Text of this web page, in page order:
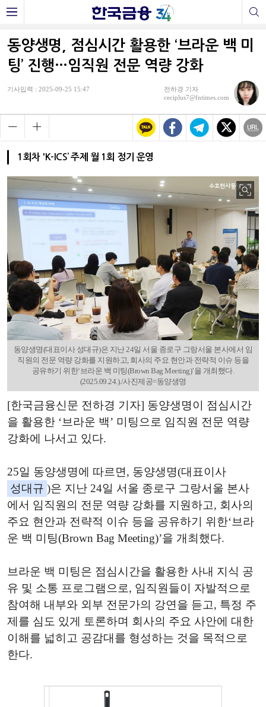
동양생명, 점심시간 활용한 ‘브라운 백 미
팅’ 진행…임직원 전문 역량 강화
기사입력 : 2025-09-25 15:47
전하경 기자
ceciplus7@fntimes.com
1회차 'K-ICS’ 주제 월 1회 정기 운영
동양생명(대표이사 성대규)은 지난 24일 서울 종로구 그랑서울 본사에서 임
직원의 전문 역량 강화를 지원하고, 회사의 주요 현안과 전략적 이슈 등을
공유하기 위한‘브라운 백 미팅(Brown Bag Meeting)’을 개최했다.
(2025.09.24.)./사진제공=동양생명
[한국금융신문 전하경 기자] 동양생명이 점심시간
을 활용한 ‘브라운 백’ 미팅으로 임직원 전문 역량
강화에 나서고 있다.
25일 동양생명에 따르면, 동양생명(대표이사
성대규 )은 지난 24일 서울 종로구 그랑서울 본사
에서 임직원의 전문 역량 강화를 지원하고, 회사의
주요 현안과 전략적 이슈 등을 공유하기 위한‘브라
운 백 미팅(Brown Bag Meeting)’을 개최했다.
브라운 백 미팅은 점심시간을 활용한 사내 지식 공
유 및 소통 프로그램으로, 임직원들이 자발적으로
참여해 내부와 외부 전문가의 강연을 듣고, 특정 주
제를 심도 있게 토론하며 회사의 주요 사안에 대한
이해를 넓히고 공감대를 형성하는 것을 목적으로
한다.